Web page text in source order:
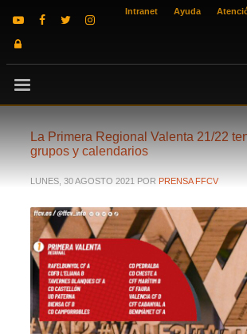
Intranet Ayuda
La Primera Regional Valenta 21/22
grupos y calendarios
LUNES, 30 AGOSTO 2021 POR PRENSA FFCV